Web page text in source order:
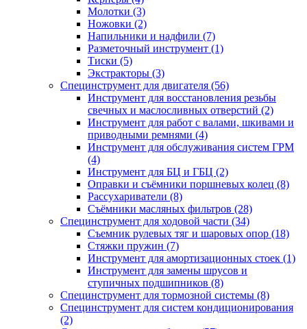
Молотки (3)
Ножовки (2)
Напильники и надфили (7)
Разметочный инструмент (1)
Тиски (5)
Экстракторы (3)
Специнструмент для двигателя (56)
Инструмент для восстановления резьбы
свечных и маслосливных отверстий (2)
Инструмент для работ с валами, шкивами и
приводными ремнями (4)
Инструмент для обслуживания систем ГРМ
(4)
Инструмент для БЦ и ГБЦ (2)
Оправки и съёмники поршневых колец (8)
Рассухариватели (8)
Съёмники масляных фильтров (28)
Специнструмент для ходовой части (34)
Съемник рулевых тяг и шаровых опор (18)
Стяжки пружин (7)
Инструмент для амортизационных стоек (1)
Инструмент для замены шрусов и
ступичных подшипников (8)
Специнструмент для тормозной системы (8)
Специнструмент для систем кондиционирования
(2)